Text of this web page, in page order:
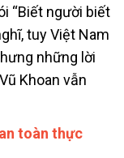
“Biết người biết
tuy Việt Nam
những lời
Khoan vẫn
toàn thực